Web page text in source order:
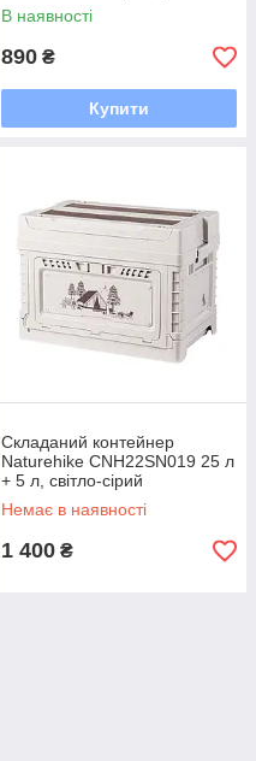
В наявності
890 ₴
Купити
Складаний контейнер
Naturehike CNH22SN019 25 л
+ 5 л, світло-сірий
Немає в наявності
1 400 ₴